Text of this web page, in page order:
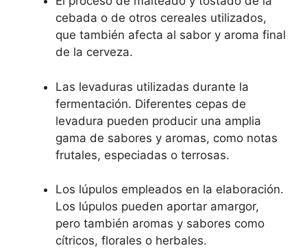
cebada o de otros cereales utilizados,
que también afecta al sabor y aroma final
de la cerveza.
Las levaduras utilizadas durante la
fermentación. Diferentes cepas de
levadura pueden producir una amplia
gama de sabores y aromas, como notas
frutales, especiadas o terrosas.
Los lúpulos empleados en la elaboración.
Los lúpulos pueden aportar amargor,
pero también aromas y sabores como
cítricos, florales o herbales.